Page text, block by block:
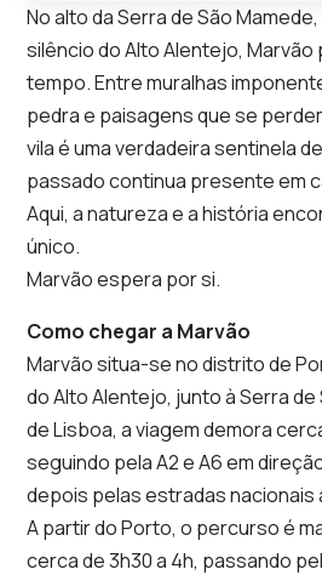
No alto da Serra de São
silêncio do Alto Alentejo,
tempo. Entre muralhas
pedra e paisagens que se
vila é uma verdadeira sentinela
passado continua presente em
Aqui, a natureza e a história
único.
Marvão espera por si.
Como chegar a Marvão
Marvão situa-se no distrito de
do Alto Alentejo, junto à Serra
de Lisboa, a viagem demora
seguindo pela A2 e A6 em
depois pelas estradas nacionais
A partir do Porto, o percurso é
cerca de 3h30 a 4h, passando